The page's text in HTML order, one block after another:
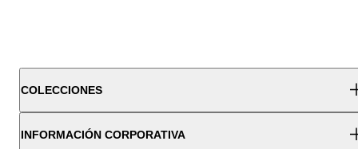
COLECCIONES
INFORMACIÓN CORPORATIVA